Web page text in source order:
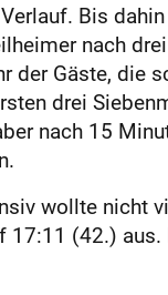
Bis
nach drei
der Gäste, die
drei
nach 15
wollte nicht
17:11 (42.)